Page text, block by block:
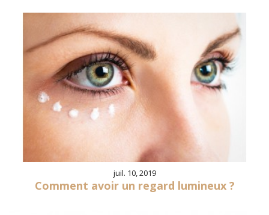
juil. 10, 2019
Comment avoir un regard lumineux ?